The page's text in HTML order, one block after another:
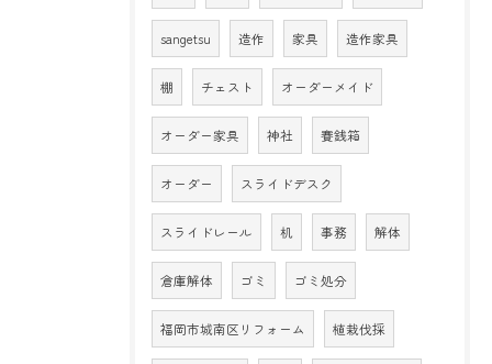
sangetsu 造作 家具 造作家具
棚 チェスト オーダーメイド
オーダー家具 神社 賽銭箱
オーダー スライドデスク
スライドレール 机 事務 解体
倉庫解体 ゴミ ゴミ処分
福岡市城南区リフォーム 植栽伐採